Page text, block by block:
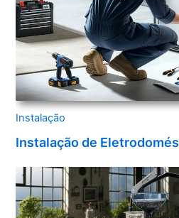
Instalação
Instalação de